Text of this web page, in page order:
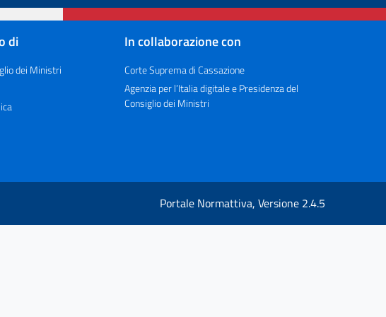
di
dei Ministri
In collaborazione con
Corte Suprema di Cassazione
Agenzia per l’Italia digitale e Presidenza del
Consiglio dei Ministri
Portale Normattiva, Versione 2.4.5